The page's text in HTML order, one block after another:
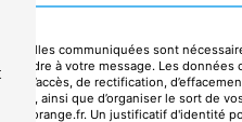
communiquées sont
à votre message. Les
d’accès, de rectification,
ainsi que d’organiser le sort de
Un justificatif d'identité